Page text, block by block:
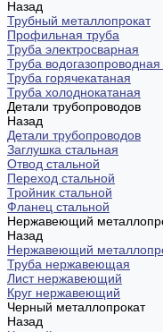
Назад
Трубный металлопрокат
Профильная труба
Труба электросварная
Труба
Труба горячекатаная
Труба холоднокатаная
Детали трубопроводов
Назад
Детали трубопроводов
Заглушка стальная
Отвод стальной
Переход стальной
Тройник стальной
Фланец стальной
Нержавеющий
Назад
Нержавеющий
Труба нержавеющая
Лист нержавеющий
Круг нержавеющий
Черный металлопрокат
Назад